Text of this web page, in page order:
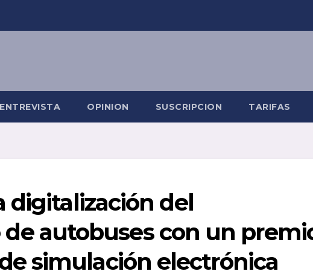
ENTREVISTA OPINION SUSCRIPCION TARIFAS
digitalización del
autobuses con un
simulación electrónica